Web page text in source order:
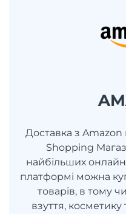
Доставка з Amazon
Shopping
найбільших
платформі можна
товарів, в тому
взуття,